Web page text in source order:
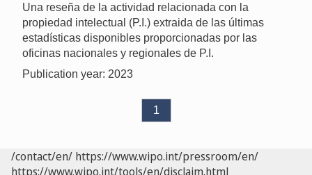
Una reseña de la actividad relacionada con la
propiedad intelectual (P.I.) extraida de las últimas
estadísticas disponibles proporcionadas por las
oficinas nacionales y regionales de P.I.
Publication year: 2023
1
/contact/en/ https://www.wipo.int/pressroom/en/
https://www.wipo.int/tools/en/disclaim.html